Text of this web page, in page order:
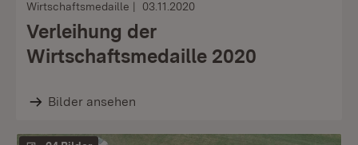
Wirtschaftsmedaille 03.11.2020
Verleihung der
Wirtschaftsmedaille 2020
Bilder ansehen